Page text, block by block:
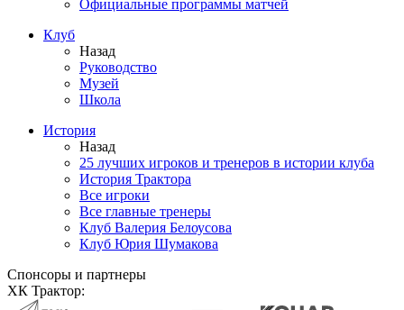
Официальные программы матчей
Клуб
Назад
Руководство
Музей
Школа
История
Назад
25 лучших игроков и тренеров в истории клуба
История Трактора
Все игроки
Все главные тренеры
Клуб Валерия Белоусова
Клуб Юрия Шумакова
Спонсоры и партнеры
ХК Трактор: